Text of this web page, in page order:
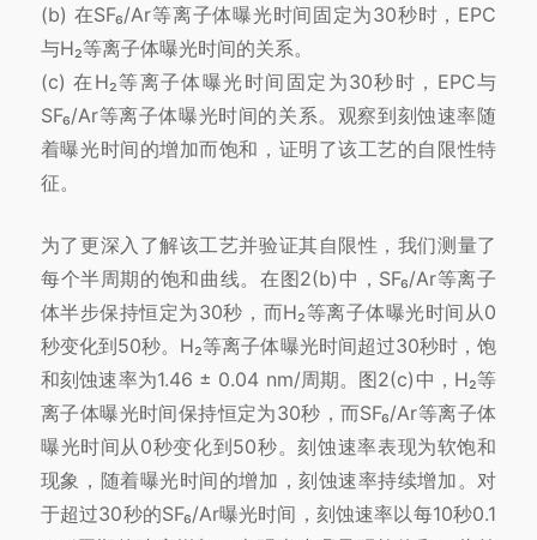
(b) 在SF₆/Ar等离子体曝光时间固定为30秒时，EPC
与H₂等离子体曝光时间的关系。
(c) 在H₂等离子体曝光时间固定为30秒时，EPC与
SF₆/Ar等离子体曝光时间的关系。观察到刻蚀速率随
着曝光时间的增加而饱和，证明了该工艺的自限性特
征。
为了更深入了解该工艺并验证其自限性，我们测量了
每个半周期的饱和曲线。在图2(b)中，SF₆/Ar等离子
体半步保持恒定为30秒，而H₂等离子体曝光时间从0
秒变化到50秒。H₂等离子体曝光时间超过30秒时，饱
和刻蚀速率为1.46 ± 0.04 nm/周期。图2(c)中，H₂等
离子体曝光时间保持恒定为30秒，而SF₆/Ar等离子体
曝光时间从0秒变化到50秒。刻蚀速率表现为软饱和
现象，随着曝光时间的增加，刻蚀速率持续增加。对
于超过30秒的SF₆/Ar曝光时间，刻蚀速率以每10秒0.1